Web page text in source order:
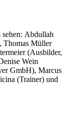
Abdullah
Thomas Müller
(Ausbilder,
Wein
GmbH), Marcus
(Trainer) und